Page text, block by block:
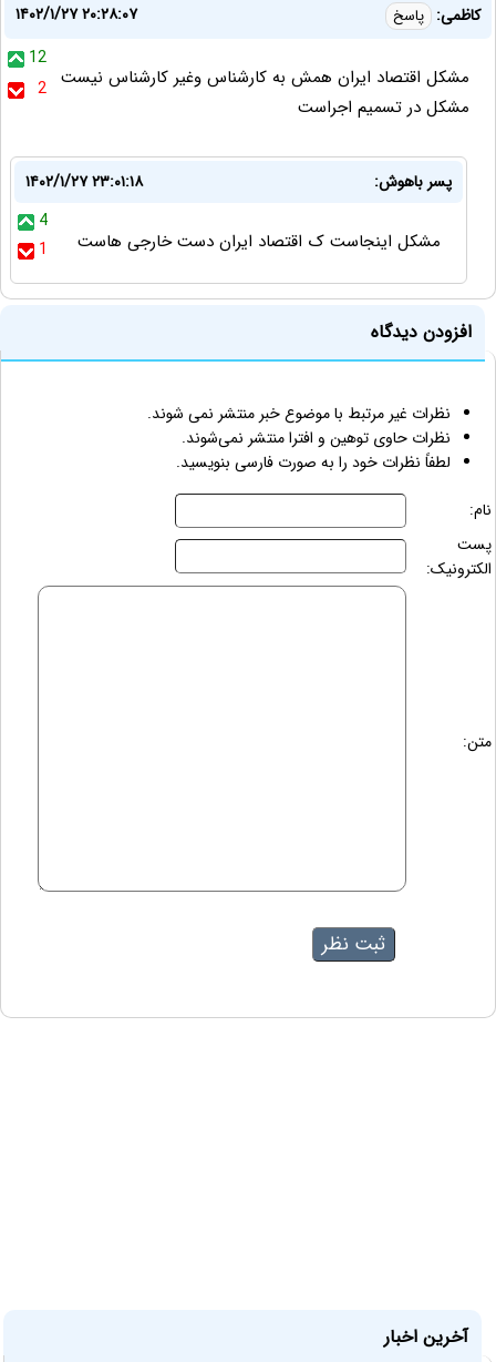
کاظمی: پاسخ
۱۴۰۲/۱/۲۷ ۲۰:۲۸:۰۷
12
2 مشکل اقتصاد ایران همش به کارشناس وغیر کارشناس نیست
مشکل در تسمیم اجراست
پسر باهوش:
۱۴۰۲/۱/۲۷ ۲۳:۰۱:۱۸
4
1
مشکل اینجاست ک اقتصاد ایران دست خارجی هاست
افزودن دیدگاه
نظرات غیر مرتبط با موضوع خبر منتشر نمی شوند.
نظرات حاوی توهین و افترا منتشر نمی‌شوند.
لطفاً نظرات خود را به صورت فارسی بنویسید.
نام:
پست
الکترونیک:
متن:
آخرین اخبار